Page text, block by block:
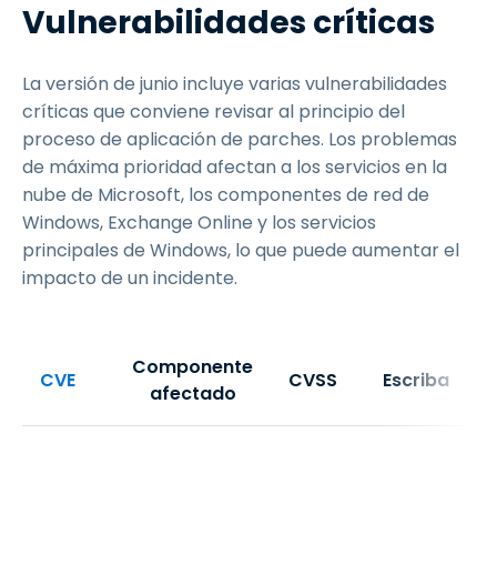
Vulnerabilidades críticas
La versión de junio incluye varias vulnerabilidades
críticas que conviene revisar al principio del
proceso de aplicación de parches. Los problemas
de máxima prioridad afectan a los servicios en la
nube de Microsoft, los componentes de red de
Windows, Exchange Online y los servicios
principales de Windows, lo que puede aumentar el
impacto de un incidente.
CVE
Componente
afectado
CVSS Escriba